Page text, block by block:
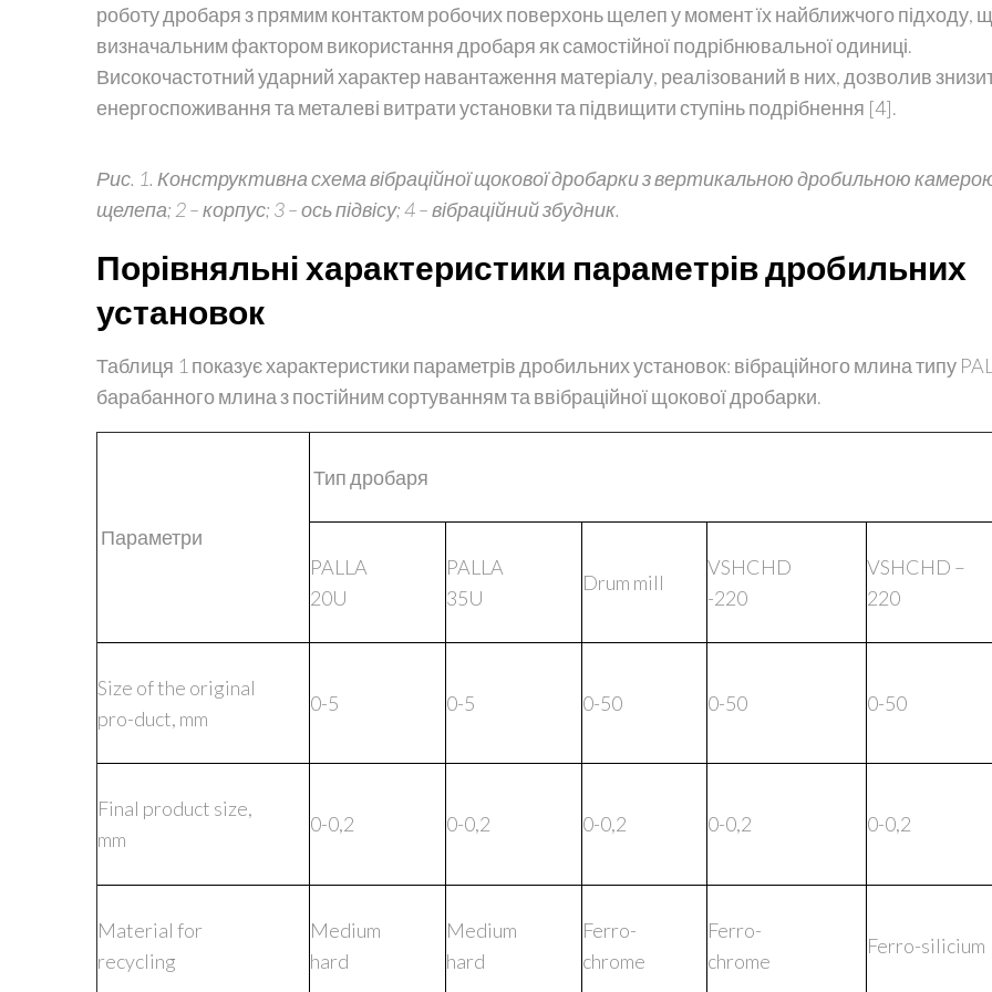
роботу дробаря з прямим контактом робочих поверхонь щелеп у момент їх найближчого підходу,
визначальним фактором використання дробаря як самостійної подрібнювальної одиниці.
Високочастотний ударний характер навантаження матеріалу, реалізований в них, дозволив
енергоспоживання та металеві витрати установки та підвищити ступінь подрібнення [4].
Рис. 1. Конструктивна схема вібраційної щокової дробарки з вертикальною дробильною
щелепа; 2 – корпус; 3 – ось підвісу; 4 – вібраційний збудник.
Порівняльні характеристики параметрів дробильних
установок
Таблиця 1 показує характеристики параметрів дробильних установок: вібраційного млина типу
барабанного млина з постійним сортуванням та ввібраційної щокової дробарки.
Параметри
Тип дробаря
PALLA
20U
PALLA
35U
Drum mill
VSHCHD
-220
VSHCHD –
220
Size of the original
pro-duct, mm
0-5 0-5 0-50 0-50 0-50
Final product size,
mm
0-0,2 0-0,2 0-0,2 0-0,2 0-0,2
Material for
recycling
Medium
hard
Medium
hard
Ferro-
chrome
Ferro-
chrome
Ferro-silicium